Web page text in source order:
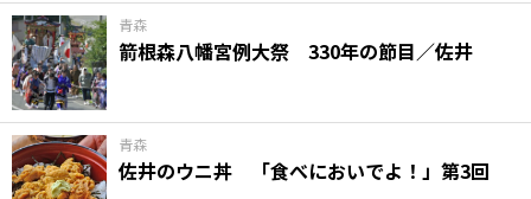
青森
箭根森八幡宮例大祭 330年の節目／佐井
青森
佐井のウニ丼 「食べにおいでよ！」第3回